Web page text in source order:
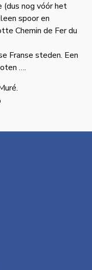
(dus nog vóór het
spoor en
Chemin de Fer du
Franse steden. Een
….